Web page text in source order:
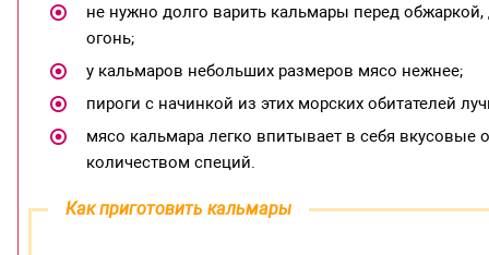
не нужно долго варить кальмары перед
огонь;
у кальмаров небольших размеров мясо нежнее;
пироги с начинкой из этих морских обитателей
мясо кальмара легко впитывает в себя вкусовые
количеством специй.
Как приготовить кальмары